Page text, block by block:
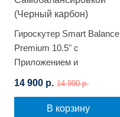
Гироскутер Smart Balance
Premium 10.5" с
Приложением и
Самобалансировкой
(Черный карбон)
14 900 р. 14 990 р.
В корзину